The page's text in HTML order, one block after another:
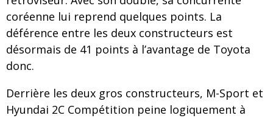
coréenne lui reprend quelques points. La
déférence entre les deux constructeurs est
désormais de 41 points à l’avantage de Toyota
donc.
Derrière les deux gros constructeurs, M-Sport et
Hyundai 2C Compétition peine logiquement à